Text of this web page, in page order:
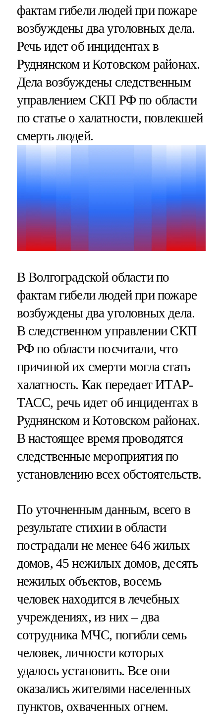
фактам гибели людей при пожаре
возбуждены два уголовных дела.
Речь идет об инцидентах в
Руднянском и Котовском районах.
Дела возбуждены следственным
управлением СКП РФ по области
по статье о халатности, повлекшей
смерть людей.
В Волгоградской области по
фактам гибели людей при пожаре
возбуждены два уголовных дела.
В следственном управлении СКП
РФ по области посчитали, что
причиной их смерти могла стать
халатность. Как передает ИТАР-
ТАСС, речь идет об инцидентах в
Руднянском и Котовском районах.
В настоящее время проводятся
следственные мероприятия по
установлению всех обстоятельств.
По уточненным данным, всего в
результате стихии в области
пострадали не менее 646 жилых
домов, 45 нежилых домов, десять
нежилых объектов, восемь
человек находится в лечебных
учреждениях, из них – два
сотрудника МЧС, погибли семь
человек, личности которых
удалось установить. Все они
оказались жителями населенных
пунктов, охваченных огнем.